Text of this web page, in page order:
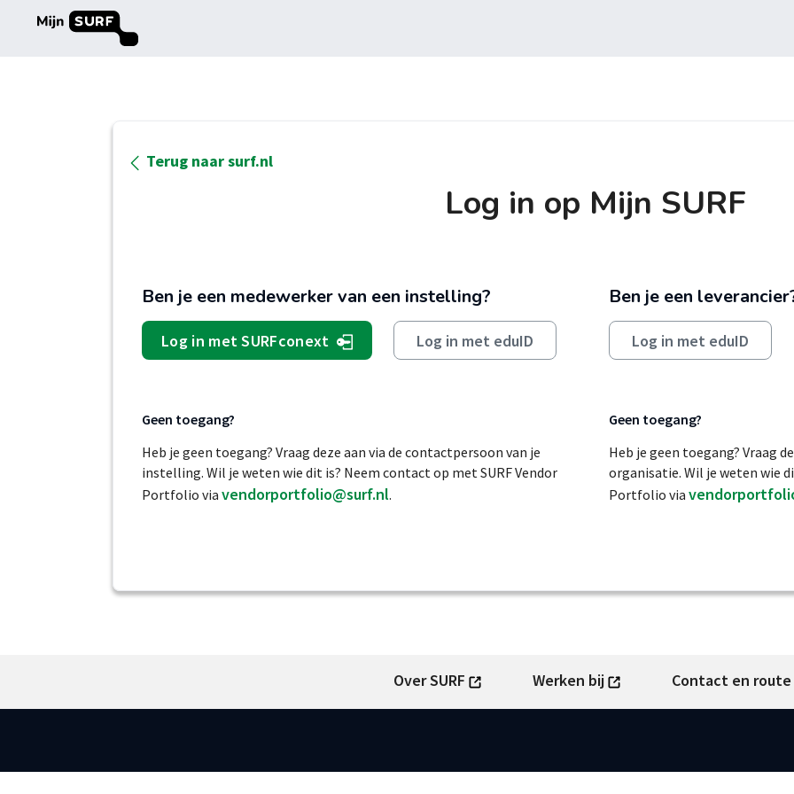
Terug naar surf.nl
Log in op Mijn SURF
Ben je een medewerker van een instelling?
Log in met SURFconext Log in met eduID
Geen toegang?
Heb je geen toegang? Vraag deze aan via de contactpersoon van je
instelling. Wil je weten wie dit is? Neem contact op met SURF Vendor
Portfolio via vendorportfolio@surf.nl.
Ben je een
Log in met eduID
Geen toegang?
Heb je geen toegang? Vraag
organisatie. Wil je weten wie
Portfolio via
Over SURF Werken bij Contact en route